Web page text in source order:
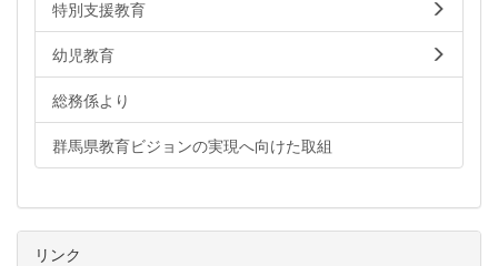
特別支援教育
幼児教育
総務係より
群馬県教育ビジョンの実現へ向けた取組
リンク